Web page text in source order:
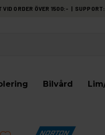
ORDER ÖVER 1500:- | SUPPORT:
Bilvård